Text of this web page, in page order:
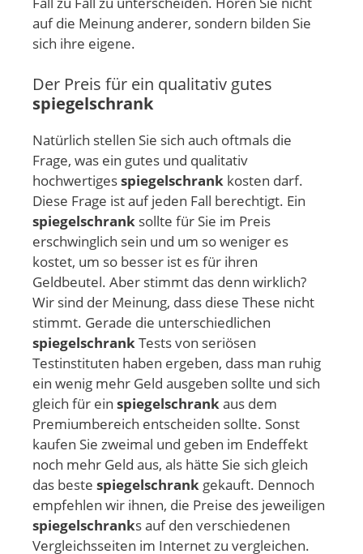
auf die Meinung anderer, sondern bilden Sie
sich ihre eigene.
Der Preis für ein qualitativ gutes
spiegelschrank
Natürlich stellen Sie sich auch oftmals die
Frage, was ein gutes und qualitativ
hochwertigesspiegelschrank kosten darf.
Diese Frage ist auf jeden Fall berechtigt. Ein
spiegelschrank sollte für Sie im Preis
erschwinglich sein und um so weniger es
kostet, um so besser ist es für ihren
Geldbeutel. Aber stimmt das denn wirklich?
Wir sind der Meinung, dass diese These nicht
stimmt. Gerade die unterschiedlichen
spiegelschrankTests von seriösen
Testinstituten haben ergeben, dass man ruhig
ein wenig mehr Geld ausgeben sollte und sich
gleich für ein spiegelschrankaus dem
Premiumbereich entscheiden sollte. Sonst
kaufen Sie zweimal und geben im Endeffekt
noch mehr Geld aus, als hätte Sie sich gleich
das beste spiegelschrank gekauft. Dennoch
empfehlen wir ihnen, die Preise des jeweiligen
spiegelschranks auf den verschiedenen
Vergleichsseiten im Internet zu vergleichen.